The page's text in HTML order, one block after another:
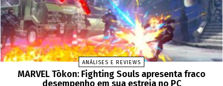
ANÁLISES E REVIEWS
MARVEL Tōkon: Fighting Souls apresenta fraco
desempenho em sua estreia no PC